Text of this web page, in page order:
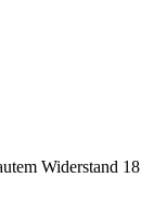
Widerstand 18